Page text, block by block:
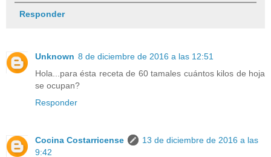
Responder
Unknown 8 de diciembre de 2016 a las 12:51
Hola...para ésta receta de 60 tamales cuántos kilos de hoja
se ocupan?
Responder
Cocina Costarricense
13 de diciembre de 2016 a las
9:42